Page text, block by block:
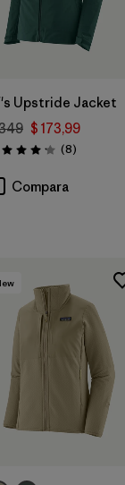
Upstride Jacket
$ 173,99
4.1 / 5
(8)
Compara